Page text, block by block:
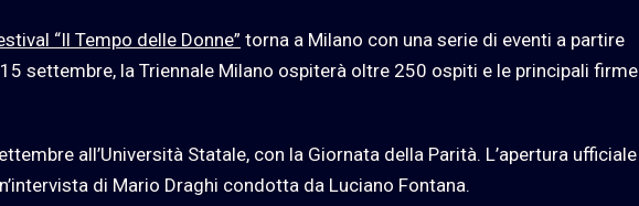
“Il Tempo delle Donne” torna a Milano con una serie di eventi a partire
settembre, la Triennale Milano ospiterà oltre 250 ospiti e le principali firme
all’Università Statale, con la Giornata della Parità. L’apertura ufficiale
di Mario Draghi condotta da Luciano Fontana.